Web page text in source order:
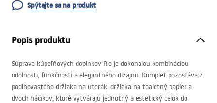
Spýtajte sa na produkt
Popis produktu
Súprava kúpeľňových doplnkov Rio je dokonalou kombináciou
odolnosti, funkčnosti a elegantného dizajnu. Komplet pozostáva z
podlhovastého držiaka na uterák, držiaka na toaletný papier a
dvoch háčikov, ktoré vytvárajú jednotný a estetický celok do